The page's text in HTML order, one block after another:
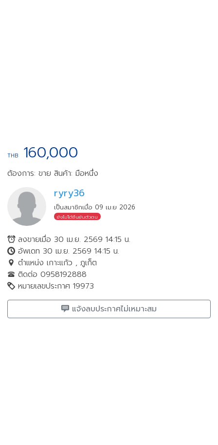
THB 160,000
ต้องการ: ขาย สินค้า: มือหนึ่ง
ryry36
เป็นสมาชิกเมื่อ 09 เม.ย 2026
ยังไม่ได้ยืนยันตัวตน
ลงขายเมื่อ 30 เม.ย. 2569 14:15 น.
อัพเดท 30 เม.ย. 2569 14:15 น.
ตำแหน่ง เกาะแก้ว , ภูเก็ต
ติดต่อ 0958192888
หมายเลขประกาศ 19973
แจ้งลบประกาศไม่เหมาะสม